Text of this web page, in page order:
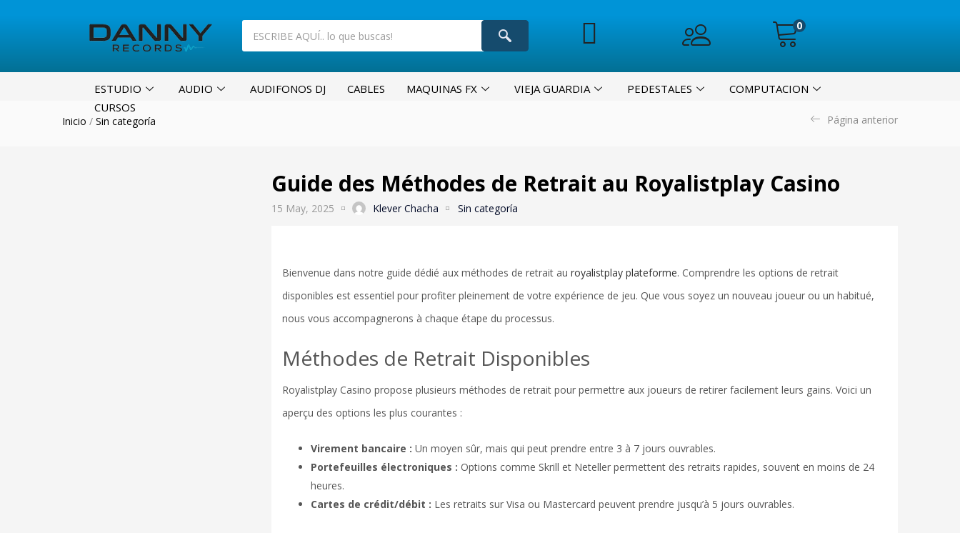
0
ESTUDIO AUDIO AUDIFONOS DJ CABLES MAQUINAS FX VIEJA GUARDIA PEDESTALES
COMPUTACION
CURSOS
Inicio / Sin categoría Página anterior
Guide des Méthodes de Retrait au Royalistplay Casino
15 May, 2025 Klever Chacha Sin categoría
Bienvenue dans notre guide dédié aux méthodes de retrait au royalistplay plateforme. Comprendre les options de retrait
disponibles est essentiel pour profiter pleinement de votre expérience de jeu. Que vous soyez un nouveau joueur ou un habitué,
nous vous accompagnerons à chaque étape du processus.
Méthodes de Retrait Disponibles
Royalistplay Casino propose plusieurs méthodes de retrait pour permettre aux joueurs de retirer facilement leurs gains. Voici un
aperçu des options les plus courantes :
Virement bancaire : Un moyen sûr, mais qui peut prendre entre 3 à 7 jours ouvrables.
Portefeuilles électroniques : Options comme Skrill et Neteller permettent des retraits rapides, souvent en moins de 24
heures.
Cartes de crédit/débit : Les retraits sur Visa ou Mastercard peuvent prendre jusqu’à 5 jours ouvrables.